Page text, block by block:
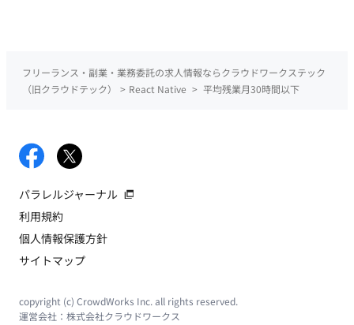
フリーランス・副業・業務委託の求人情報ならクラウドワークステック
（旧クラウドテック）
> React Native > 平均残業月30時間以下
パラレルジャーナル
利用規約
個人情報保護方針
サイトマップ
copyright (c) CrowdWorks Inc. all rights reserved.
運営会社： 株式会社クラウドワークス